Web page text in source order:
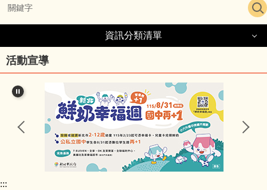
資訊分類清單
資訊分類清單
同榮國小首頁
小一新生專區
行政團隊介紹
活動宣導
:::